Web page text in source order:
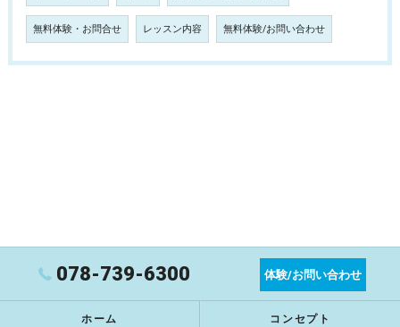
無料体験・お問合せ レッスン内容 無料体験/お問い合わせ
078-739-6300 体験/お問い合わせ
ホーム コンセプト